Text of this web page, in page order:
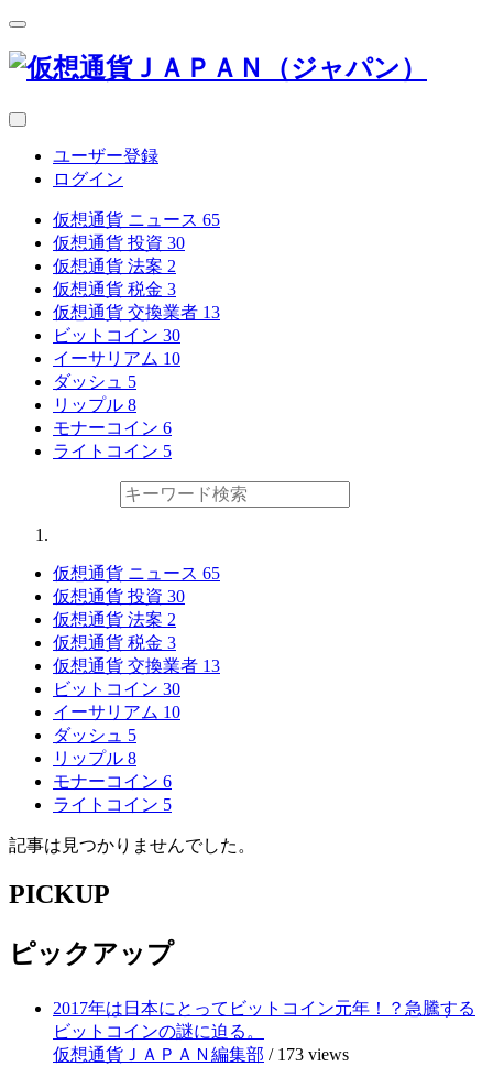
ユーザー登録
ログイン
仮想通貨 ニュース 65
仮想通貨 投資 30
仮想通貨 法案 2
仮想通貨 税金 3
仮想通貨 交換業者 13
ビットコイン 30
イーサリアム 10
ダッシュ 5
リップル 8
モナーコイン 6
ライトコイン 5
仮想通貨 ニュース 65
仮想通貨 投資 30
仮想通貨 法案 2
仮想通貨 税金 3
仮想通貨 交換業者 13
ビットコイン 30
イーサリアム 10
ダッシュ 5
リップル 8
モナーコイン 6
ライトコイン 5
記事は見つかりませんでした。
PICKUP
ピックアップ
2017年は日本にとってビットコイン元年！？急騰する
ビットコインの謎に迫る。
仮想通貨ＪＡＰＡＮ編集部 / 173 views